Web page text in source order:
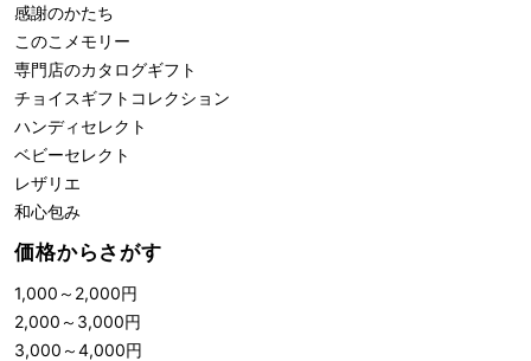
感謝のかたち
このこメモリー
専門店のカタログギフト
チョイスギフトコレクション
ハンディセレクト
ベビーセレクト
レザリエ
和心包み
価格からさがす
1,000 ～ 2,000円
2,000 ～ 3,000円
3,000 ～4,000円